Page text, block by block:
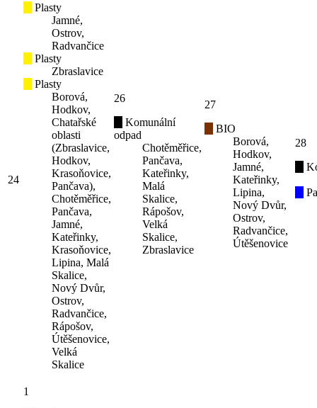
24
Plasty
Jamné,
Ostrov,
Radvančice
Plasty
Zbraslavice
Plasty
Borová,
Hodkov,
Chatařské
oblasti
(Zbraslavice,
Hodkov,
Krasoňovice,
Pančava),
Chotěměřice,
Pančava,
Jamné,
Kateřinky,
Krasoňovice,
Lipina, Malá
Skalice,
Nový Dvůr,
Ostrov,
Radvančice,
Rápošov,
Útěšenovice,
Velká
Skalice
26
Komunální
odpad
Chotěměřice,
Pančava,
Kateřinky,
Malá
Skalice,
Rápošov,
Velká
Skalice,
Zbraslavice
27
BIO
Borová,
Hodkov,
Jamné,
Kateřinky,
Lipina,
Nový Dvůr,
Ostrov,
Radvančice,
Útěšenovice
28
1